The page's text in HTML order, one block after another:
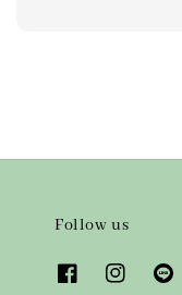
Follow us